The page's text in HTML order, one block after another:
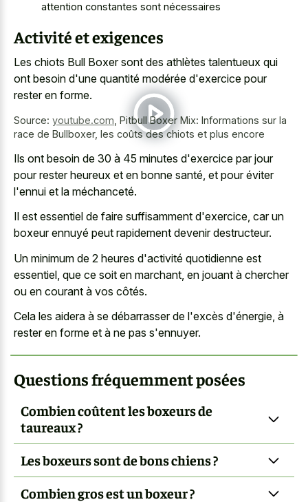
attention constantes sont nécessaires
Activité et exigences
Les chiots Bull Boxer sont des athlètes talentueux qui
ont besoin d'une quantité modérée d'exercice pour
rester en forme.
Source: youtube.com Pitbull Boxer Mix: Informations sur la
race de Bullboxer, les coûts des chiots et plus encore
Ils ont besoin de 30 à 45 minutes d'exercice par jour
pour rester heureux et en bonne santé, et pour éviter
l'ennui et la méchanceté.
Il est essentiel de faire suffisamment d'exercice, car un
boxeur ennuyé peut rapidement devenir destructeur.
Un minimum de 2 heures d'activité quotidienne est
essentiel, que ce soit en marchant, en jouant à chercher
ou en courant à vos côtés.
Cela les aidera à se débarrasser de l'excès d'énergie, à
rester en forme et à ne pas s'ennuyer.
Questions fréquemment posées
Combien coûtent les boxeurs de
taureaux ?
Les boxeurs sont de bons chiens ?
Combien gros est un boxeur ?